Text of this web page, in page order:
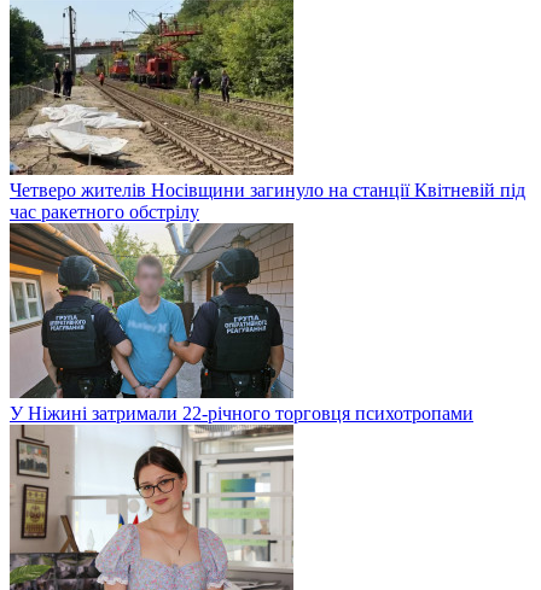
Четверо жителів Носівщини загинуло на станції Квітневій під
час ракетного обстрілу
У Ніжині затримали 22-річного торговця психотропами